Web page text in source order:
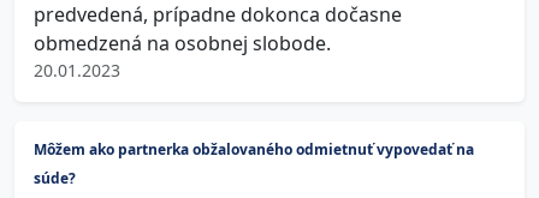
predvedená, prípadne dokonca dočasne
obmedzená na osobnej slobode.
20.01.2023
Môžem ako partnerka obžalovaného odmietnuť vypovedať na
súde?